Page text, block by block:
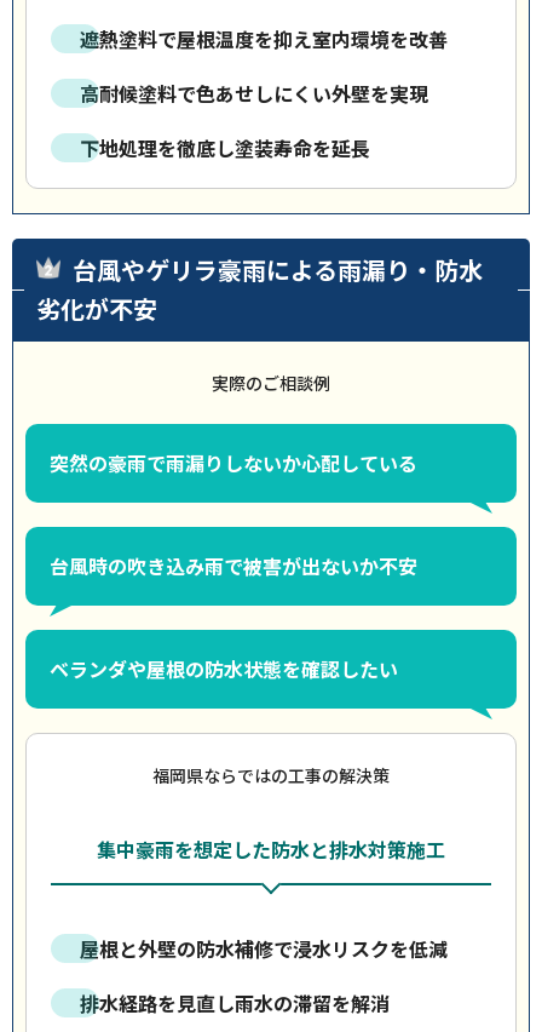
遮熱塗料で屋根温度を抑え室内環境を改善
高耐候塗料で色あせしにくい外壁を実現
下地処理を徹底し塗装寿命を延長
台風やゲリラ豪雨による雨漏り・防水
劣化が不安
実際のご相談例
突然の豪雨で雨漏りしないか心配している
台風時の吹き込み雨で被害が出ないか不安
ベランダや屋根の防水状態を確認したい
福岡県ならではの工事の解決策
集中豪雨を想定した防水と排水対策施工
屋根と外壁の防水補修で浸水リスクを低減
排水経路を見直し雨水の滞留を解消